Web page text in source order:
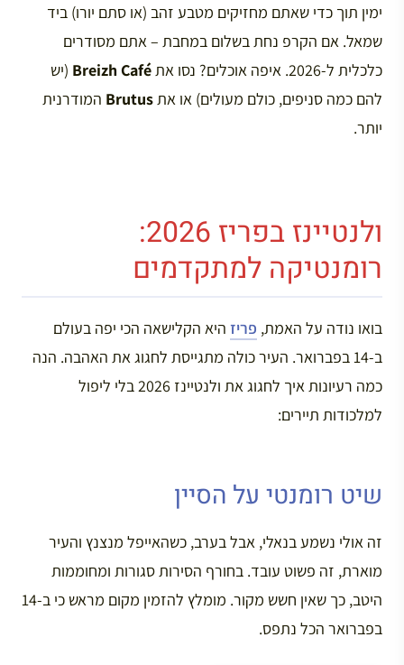
ימין תוך כדי שאתם מחזיקים מטבע זהב (או סתם יורו) ביד
שמאל. אם הקרפ נחת בשלום במחבת – אתם מסודרים
כלכלית ל-2026. איפה אוכלים? נסו את
Breizh Café (יש
להם כמה סניפים, כולם מעולים) או אתBrutus המודרנית
יותר.
ולנטיינז בפריז 2026:
רומנטיקה למתקדמים
בואו נודה על האמת, פריז היא הקלישאה הכי יפה בעולם
ב-14 בפברואר. העיר כולה מתגייסת לחגוג את האהבה. הנה
כמה רעיונות איך לחגוג את ולנטיינז 2026 בלי ליפול
למלכודות תיירים:
שיט רומנטי על הסיין
זה אולי נשמע בנאלי, אבל בערב, כשהאייפל מנצנץ והעיר
מוארת, זה פשוט עובד. בחורף הסירות סגורות ומחוממות
היטב, כך שאין חשש מקור. מומלץ להזמין מקום מראש כי ב-14
בפברואר הכל נתפס.